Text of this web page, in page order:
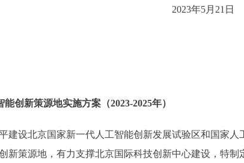
2023年5月21
创新策源地实施方案（2023-2025年）
设北京国家新一代人工智能创新发展试验区和国家人
新策源地，有力支撑北京国际科技创新中心建设，特制